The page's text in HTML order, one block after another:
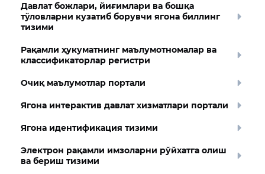
Давлат божлари, йиғимлари ва бошқа
тўловларни кузатиб борувчи ягона биллинг
тизими
Рақамли ҳукуматнинг маълумотномалар ва
классификаторлар регистри
Очиқ маълумотлар портали
Ягона интерактив давлат хизматлари портали
Ягона идентификация тизими
Электрон рақамли имзоларни рўйхатга олиш
ва бериш тизими